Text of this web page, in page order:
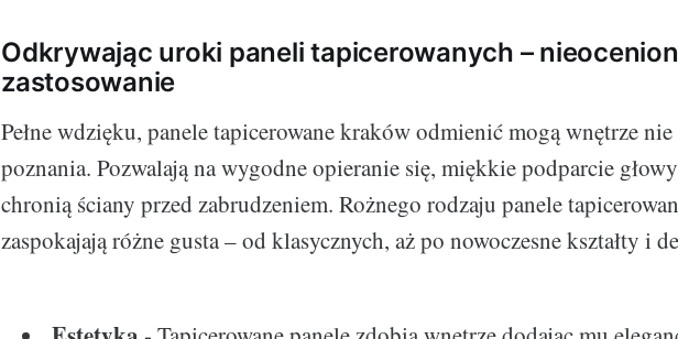
Odkrywając uroki paneli tapicerowanych –
zastosowanie
Pełne wdzięku, panele tapicerowane kraków odmienić mogą wnętrze
poznania. Pozwalają na wygodne opieranie się, miękkie podparcie
chronią ściany przed zabrudzeniem. Rożnego rodzaju panele
zaspokajają różne gusta – od klasycznych, aż po nowoczesne kształty i